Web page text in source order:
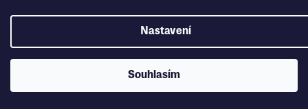
Nastavení
Souhlasím